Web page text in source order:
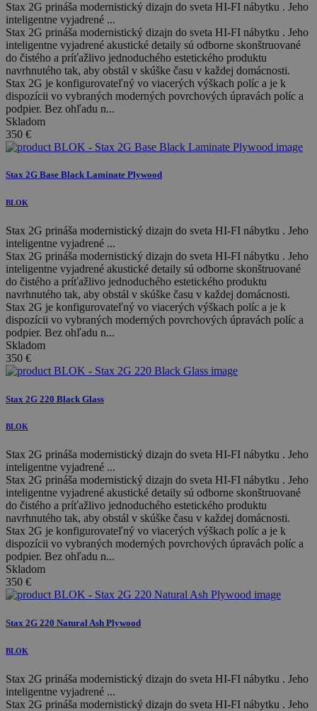
Stax 2G prináša modernistický dizajn do sveta HI-FI nábytku . Jeho
inteligentne vyjadrené ...
Stax 2G prináša modernistický dizajn do sveta HI-FI nábytku . Jeho
inteligentne vyjadrené akustické detaily sú odborne skonštruované
do čistého a príťažlivo jednoduchého estetického produktu
navrhnutého tak, aby obstál v skúške času v každej domácnosti.
Stax 2G je konfigurovateľný vo viacerých výškach políc a je k
dispozícii vo vybraných moderných povrchových úpravách políc a
podpier. Bez ohľadu n...
Skladom
350 €
Stax 2G Base Black Laminate Plywood
BLOK
Stax 2G prináša modernistický dizajn do sveta HI-FI nábytku . Jeho
inteligentne vyjadrené ...
Stax 2G prináša modernistický dizajn do sveta HI-FI nábytku . Jeho
inteligentne vyjadrené akustické detaily sú odborne skonštruované
do čistého a príťažlivo jednoduchého estetického produktu
navrhnutého tak, aby obstál v skúške času v každej domácnosti.
Stax 2G je konfigurovateľný vo viacerých výškach políc a je k
dispozícii vo vybraných moderných povrchových úpravách políc a
podpier. Bez ohľadu n...
Skladom
350 €
Stax 2G 220 Black Glass
BLOK
Stax 2G prináša modernistický dizajn do sveta HI-FI nábytku . Jeho
inteligentne vyjadrené ...
Stax 2G prináša modernistický dizajn do sveta HI-FI nábytku . Jeho
inteligentne vyjadrené akustické detaily sú odborne skonštruované
do čistého a príťažlivo jednoduchého estetického produktu
navrhnutého tak, aby obstál v skúške času v každej domácnosti.
Stax 2G je konfigurovateľný vo viacerých výškach políc a je k
dispozícii vo vybraných moderných povrchových úpravách políc a
podpier. Bez ohľadu n...
Skladom
350 €
Stax 2G 220 Natural Ash Plywood
BLOK
Stax 2G prináša modernistický dizajn do sveta HI-FI nábytku . Jeho
inteligentne vyjadrené ...
Stax 2G prináša modernistický dizajn do sveta HI-FI nábytku . Jeho